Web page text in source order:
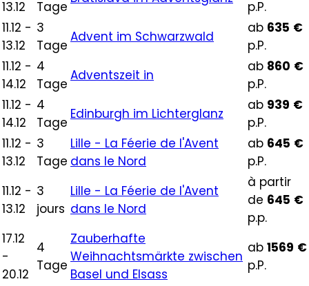
13.12
Tage
p.P.
11.12 -
13.12
3
Tage
Advent im Schwarzwald
ab 635 €
p.P.
11.12 -
14.12
4
Tage
Adventszeit in
ab 860 €
p.P.
11.12 -
14.12
4
Tage
Edinburgh im Lichterglanz
ab 939 €
p.P.
11.12 -
13.12
3
Tage
Lille - La Féerie de l'Avent
dans le Nord
ab 645 €
p.P.
11.12 -
13.12
3
jours
Lille - La Féerie de l'Avent
dans le Nord
à partir
de 645 €
p.p.
17.12
-
20.12
4
Tage
Zauberhafte
Weihnachtsmärkte zwischen
Basel und Elsass
ab 1569 €
p.P.